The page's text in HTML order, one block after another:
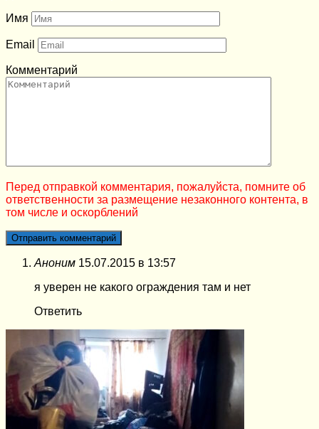
Имя
Email
Комментарий
Перед отправкой комментария, пожалуйста, помните об
ответственности за размещение незаконного контента, в
том числе и оскорблений
Аноним 15.07.2015 в 13:57
я уверен не какого ограждения там и нет
Ответить